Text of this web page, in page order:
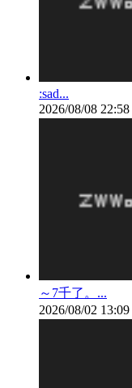
:sad...
2026/08/08 22:58
～7千了。...
2026/08/02 13:09